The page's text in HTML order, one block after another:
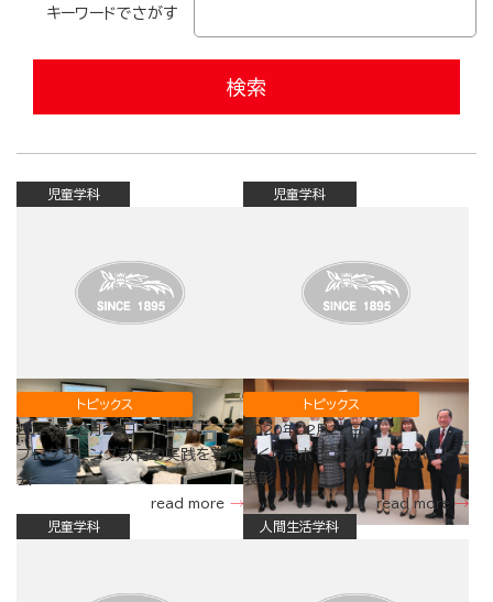
キーワードでさがす
児童学科
トピックス
2020年02月22日
プログラミング教育の実践を学ぶ
会
read more
児童学科
トピックス
2020年02月22日
とくしまボランティアパスポート
表彰
read more
児童学科
人間生活学科